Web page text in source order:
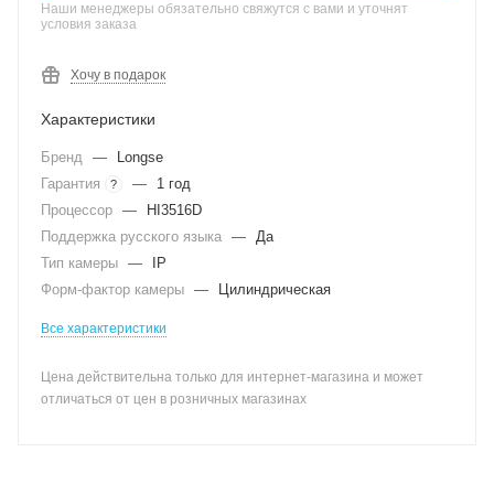
Наши менеджеры обязательно свяжутся с вами и уточнят
условия заказа
Хочу в подарок
Характеристики
Бренд —
Longse
Гарантия
? —
1 год
Процессор —
HI3516D
Поддержка русского языка — Да
Тип камеры —
IP
Форм-фактор камеры — Цилиндрическая
Все характеристики
Цена действительна только для интернет-магазина и может
отличаться от цен в розничных магазинах